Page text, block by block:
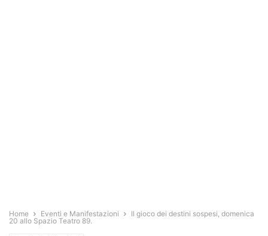
Home Eventi e Manifestazioni
Il gioco dei destini sospesi, domenica
20 allo Spazio Teatro 89.